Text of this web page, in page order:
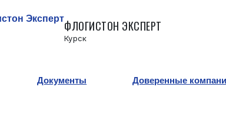
ФЛОГИСТОН ЭКСПЕРТ
Курск
Документы Доверенные